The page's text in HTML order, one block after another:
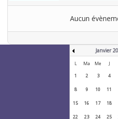
Aucun
Janvier
L Ma Me J
1
2 3 4
8 9 10 11
15 16 17 18
22 23 24 25